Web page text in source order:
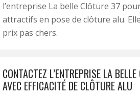
l’entreprise La belle Clôture 37
attractifs en pose de clôture alu.
prix pas chers.
CONTACTEZ L’ENTREPRISE LA
AVEC EFFICACITÉ DE CLÔTURE ALU